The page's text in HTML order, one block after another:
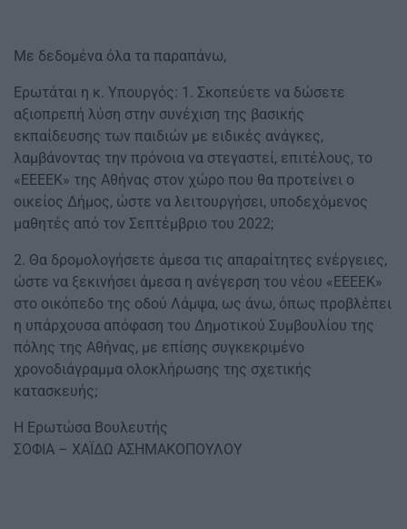
Με δεδομένα όλα τα παραπάνω,
Ερωτάται η κ. Υπουργός: 1. Σκοπεύετε να δώσετε
αξιοπρεπή λύση στην συνέχιση της βασικής
εκπαίδευσης των παιδιών με ειδικές ανάγκες,
λαμβάνοντας την πρόνοια να στεγαστεί, επιτέλους, το
«ΕΕΕΕΚ» της Αθήνας στον χώρο που θα προτείνει ο
οικείος Δήμος, ώστε να λειτουργήσει, υποδεχόμενος
μαθητές από τον Σεπτέμβριο του 2022;
2. Θα δρομολογήσετε άμεσα τις απαραίτητες ενέργειες,
ώστε να ξεκινήσει άμεσα η ανέγερση του νέου «ΕΕΕΕΚ»
στο οικόπεδο της οδού Λάμψα, ως άνω, όπως προβλέπει
η υπάρχουσα απόφαση του Δημοτικού Συμβουλίου της
πόλης της Αθήνας, με επίσης συγκεκριμένο
χρονοδιάγραμμα ολοκλήρωσης της σχετικής
κατασκευής;
Η Ερωτώσα Βουλευτής
ΣΟΦΙΑ – ΧΑΪΔΩ ΑΣΗΜΑΚΟΠΟΥΛΟΥ